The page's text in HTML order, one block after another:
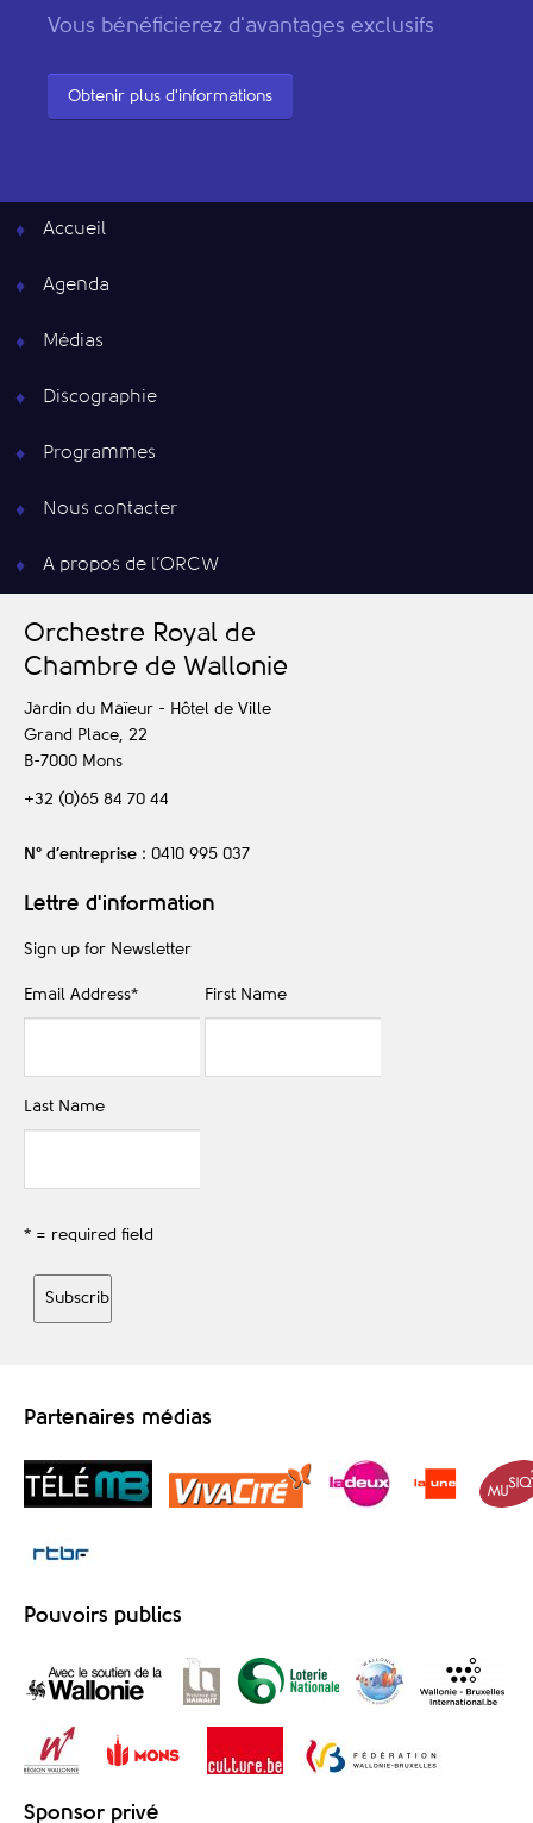
Vous bénéficierez d'avantages exclusifs
Obtenir plus d'informations
Accueil
Agenda
Médias
Discographie
Programmes
Nous contacter
A propos de l’ORCW
Orchestre Royal de
Chambre de Wallonie
Jardin du Maïeur - Hôtel de Ville
Grand Place, 22
B-7000 Mons
+32 (0)65 84 70 44
N° d’entreprise : 0410 995 037
Lettre d'information
Sign up for Newsletter
Email Address* First Name
Last Name
* = required field
Partenaires médias
Pouvoirs publics
Sponsor privé